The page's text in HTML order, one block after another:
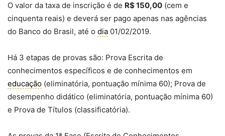
O valor da taxa de inscrição é de R$ 150,00 (cem e
cinquenta reais) e deverá ser pago apenas nas agências
do Banco do Brasil, até o dia 01/02/2019.
Há 3 etapas de provas são: Prova Escrita de
conhecimentos específicos e de conhecimentos em
educação (eliminatória, pontuação mínima 60); Prova de
desempenho didático (eliminatória, pontuação mínima 60)
e Prova de Títulos (classificatória).